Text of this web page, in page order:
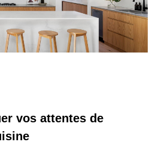
vos attentes de